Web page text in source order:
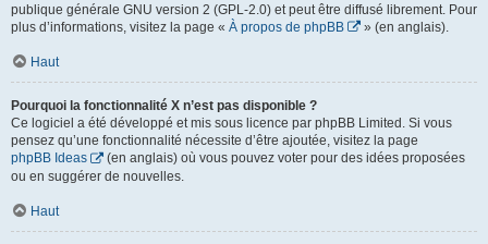
publique générale GNU version 2 (GPL-2.0) et peut être diffusé librement. Pour
plus d’informations, visitez la page « À propos de phpBB » (en anglais).
Haut
Pourquoi la fonctionnalité X n’est pas disponible ?
Ce logiciel a été développé et mis sous licence par phpBB Limited. Si vous
pensez qu’une fonctionnalité nécessite d’être ajoutée, visitez la page
phpBB Ideas
(en anglais) où vous pouvez voter pour des idées proposées
ou en suggérer de nouvelles.
Haut